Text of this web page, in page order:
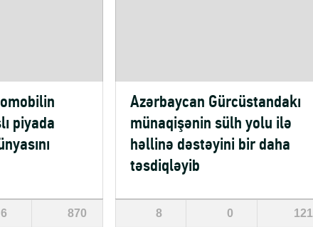
piyada
6 870
Azərbaycan Gürcüstandakı
münaqişənin sülh yolu ilə
həllinə dəstəyini bir daha
təsdiqləyib
8 0 121